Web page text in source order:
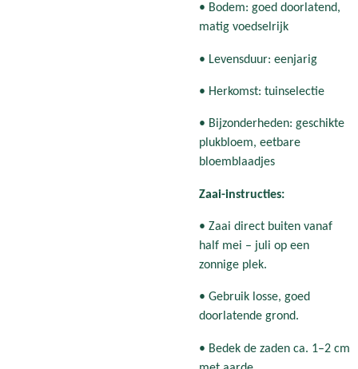
• Bodem: goed doorlatend,
matig voedselrijk
• Levensduur: eenjarig
• Herkomst: tuinselectie
• Bijzonderheden: geschikte
plukbloem, eetbare
bloemblaadjes
Zaai-instructies:
• Zaai direct buiten vanaf
half mei – juli op een
zonnige plek.
• Gebruik losse, goed
doorlatende grond.
• Bedek de zaden ca. 1–2 cm